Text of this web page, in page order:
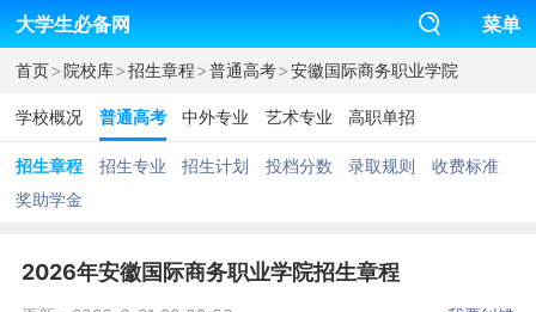
大学生必备网 菜单
首页>院校库>招生章程>普通高考>安徽国际商务职业学院
学校概况 普通高考 中外专业 艺术专业 高职单招
招生章程 招生专业 招生计划 投档分数 录取规则
收费标准
奖助学金
2026年安徽国际商务职业学院招生章程